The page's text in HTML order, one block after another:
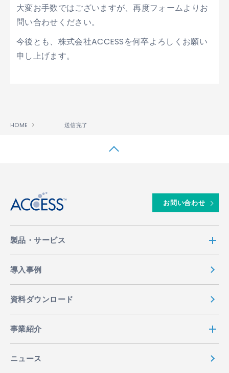
大変お手数ではございますが、再度フォームよりお
問い合わせください。
今後とも、株式会社ACCESSを何卒よろしくお願い
申し上げます。
HOME 送信完了
お問い合わせ
製品・サービス
導入事例
資料ダウンロード
事業紹介
ニュース